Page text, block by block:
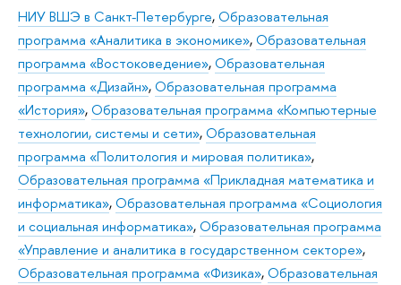
НИУ ВШЭ в Санкт-Петербурге,Образовательная
программа «Аналитика в экономике»,Образовательная
программа «Востоковедение»,Образовательная
программа «Дизайн»,Образовательная программа
«История»,Образовательная программа «Компьютерные
технологии, системы и сети»,Образовательная
программа «Политология и мировая политика»,
Образовательная программа «Прикладная математика и
информатика»,Образовательная программа «Социология
и социальная информатика»,Образовательная программа
«Управление и аналитика в государственном секторе»,
Образовательная программа «Физика»,Образовательная